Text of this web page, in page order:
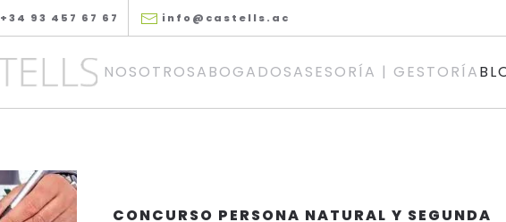
+34 93 457 67 67 info@castells.ac
NOSOTROSABOGADOSASESORÍA | GESTORÍA
CONCURSO PERSONA NATURAL Y SEGUNDA